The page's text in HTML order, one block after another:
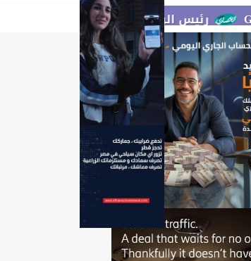
الوزراء يستعرض مقترح مشروع قانون